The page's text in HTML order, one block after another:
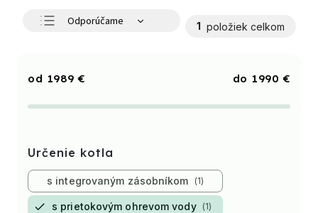
Odporúčame
Abecedne
1 položiek celkom
1989 € 1990 €
Určenie kotla
s integrovaným zásobníkom 1
s prietokovým ohrevom vody 1